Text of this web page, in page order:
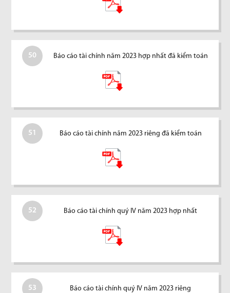
50 Báo cáo tài chính năm 2023 hợp nhất đã kiểm toán
51 Báo cáo tài chính năm 2023 riêng đã kiểm toán
52 Báo cáo tài chính quý IV năm 2023 hợp nhất
53 Báo cáo tài chính quý IV năm 2023 riêng